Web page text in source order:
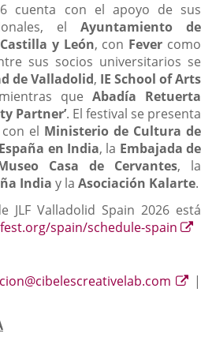
cuenta con el apoyo de sus
el Ayuntamiento de
y León, con Fever como
sus socios universitarios se
de Valladolid, IE School of Arts
queAbadía Retuerta
Partner’. El festival se presenta
el Ministerio de Cultura de
en India, la Embajada de
Casa de Cervantes, la
India y la Asociación Kalarte.
JLF Valladolid Spain 2026 está
spain/schedule-spain
|